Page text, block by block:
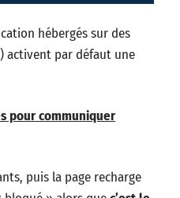
hébergés sur des
activent par défaut une
pour communiquer
puis la page recharge